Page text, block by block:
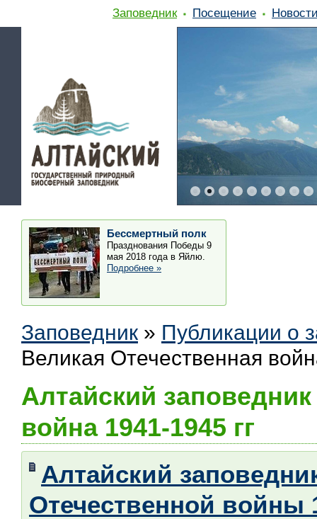
Заповедник Посещение
Бессмертный полк
Празднования Победы 9
мая 2018 года в Яйлю.
Подробнее »
Заповедник » Публикации о
Великая Отечественная
Алтайский
война 1941-1945 гг
Алтайский
Отечественной войны